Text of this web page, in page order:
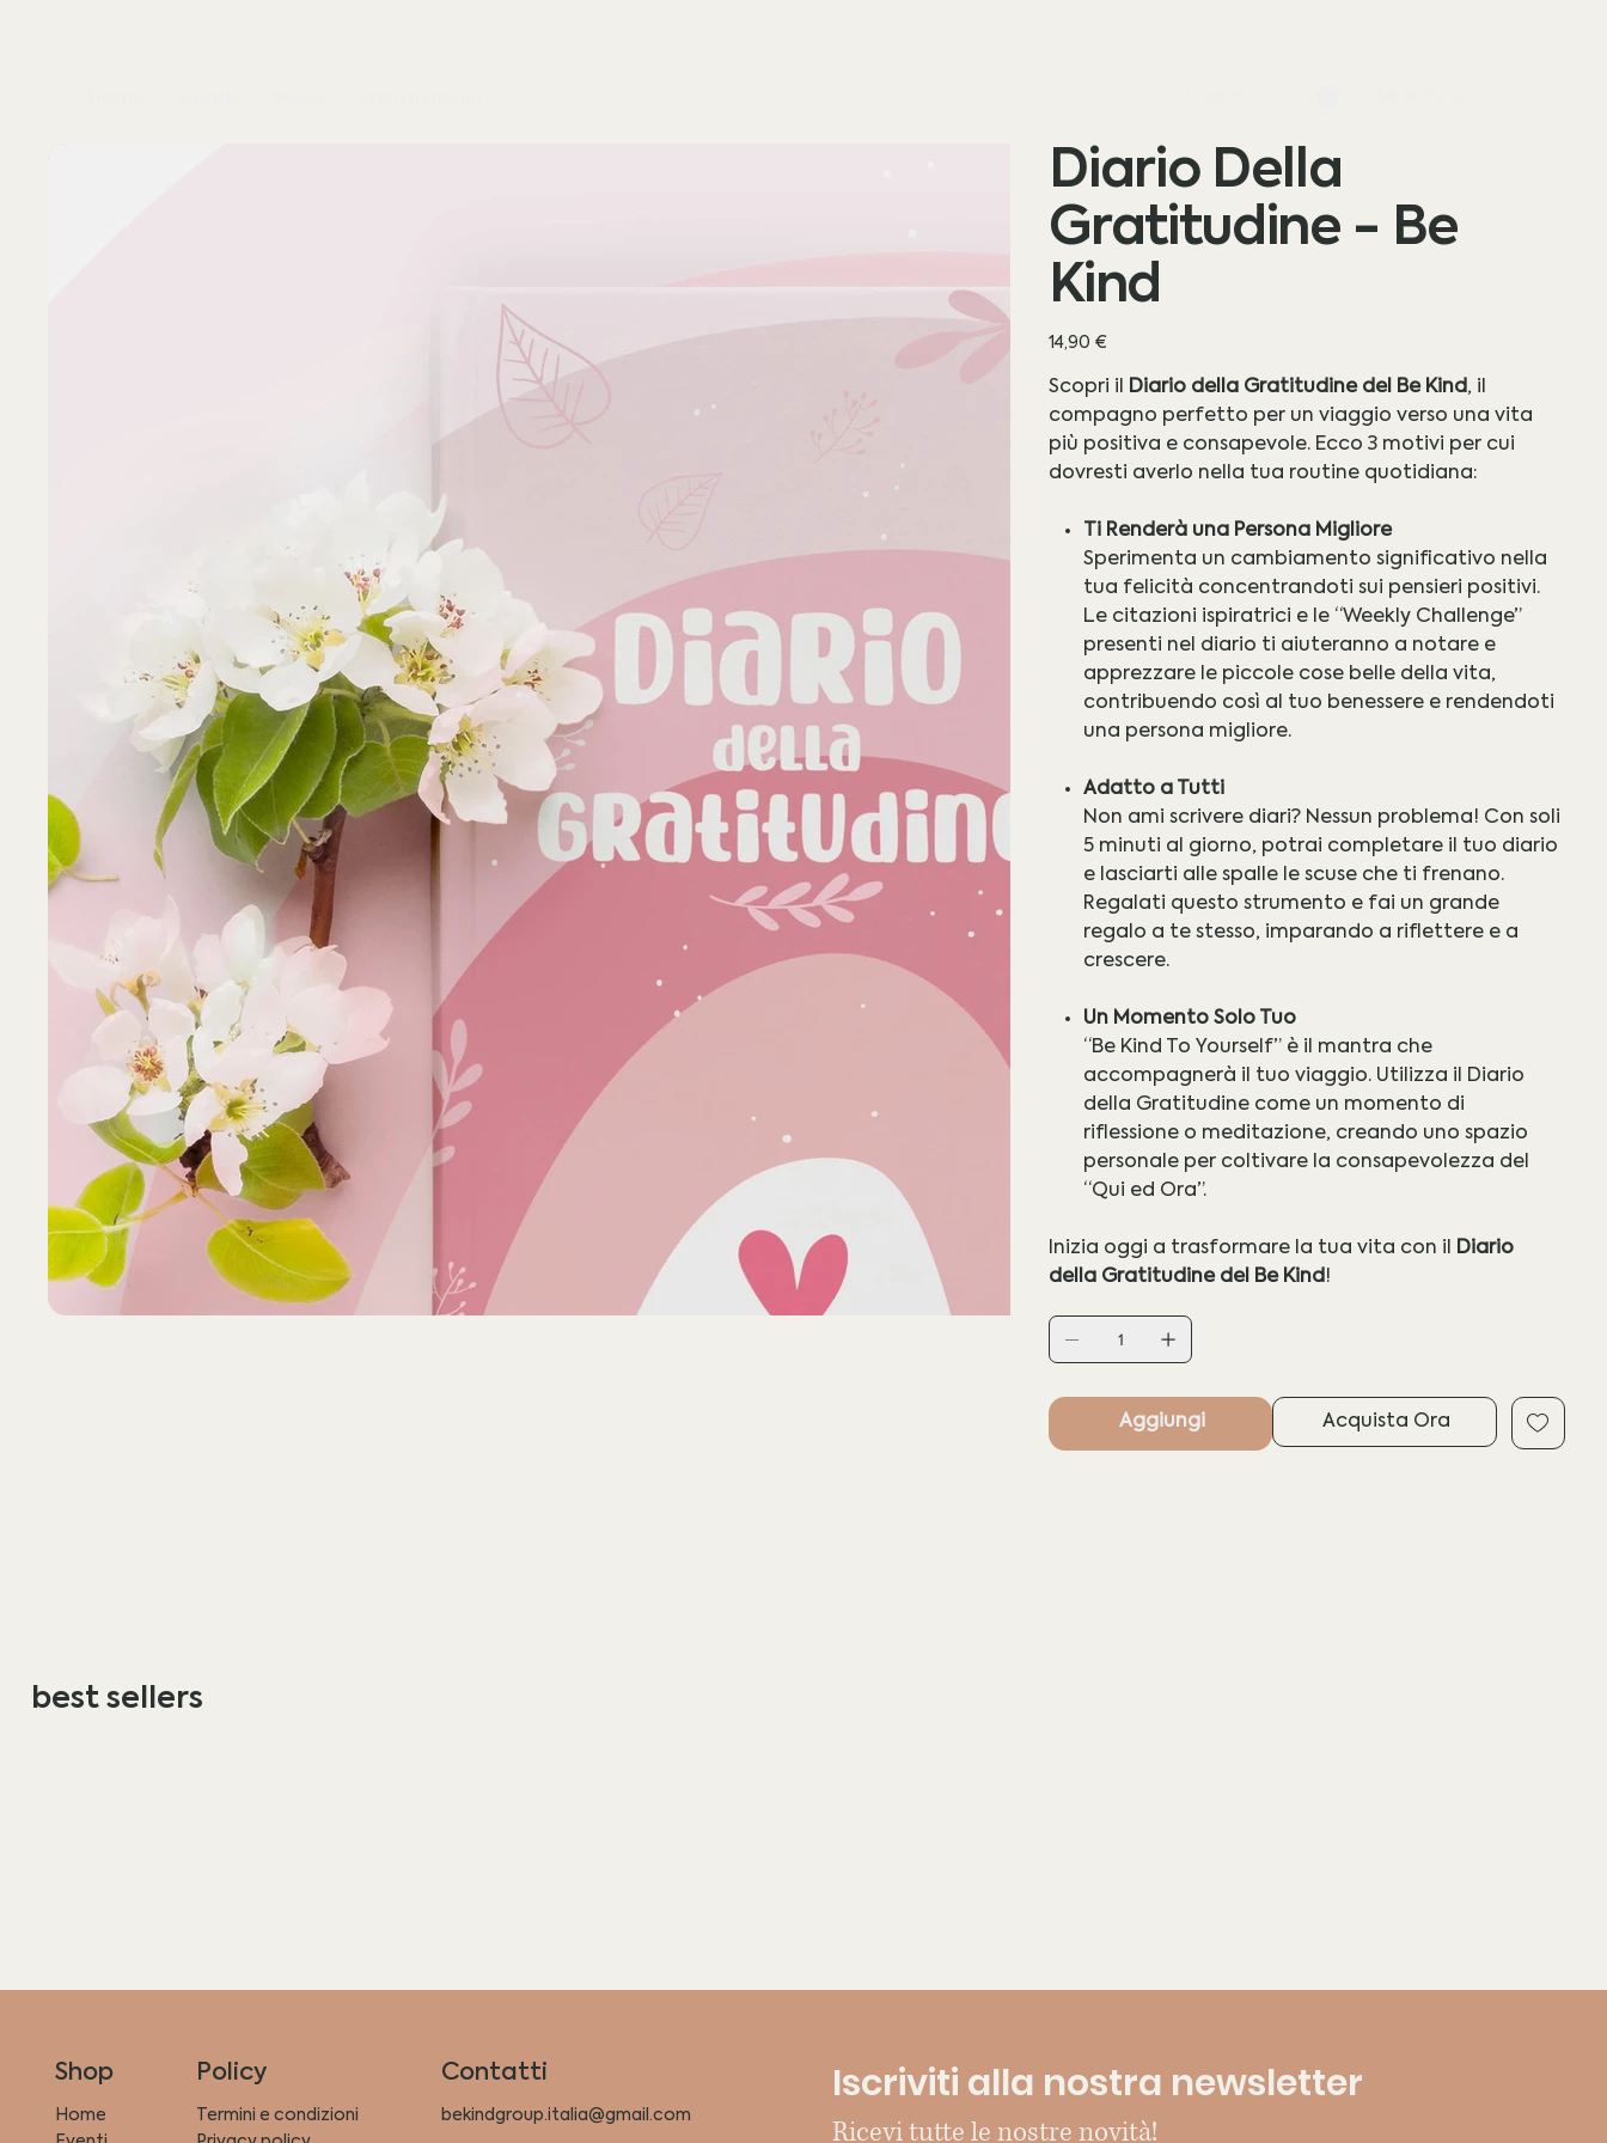
Diario Della
Gratitudine - Be
Kind
Prezzo
14,90 €
Scopri il Diario della Gratitudine del Be Kind, il
compagno perfetto per un viaggio verso una vita
più positiva e consapevole. Ecco 3 motivi per cui
dovresti averlo nella tua routine quotidiana:
Ti Renderà una Persona Migliore
Sperimenta un cambiamento significativo nella
tua felicità concentrandoti sui pensieri positivi.
Le citazioni ispiratrici e le “Weekly Challenge”
presenti nel diario ti aiuteranno a notare e
apprezzare le piccole cose belle della vita,
contribuendo così al tuo benessere e rendendoti
una persona migliore.
Adatto a Tutti
Non ami scrivere diari? Nessun problema! Con soli
5 minuti al giorno, potrai completare il tuo diario
e lasciarti alle spalle le scuse che ti frenano.
Regalati questo strumento e fai un grande
regalo a te stesso, imparando a riflettere e a
crescere.
Un Momento Solo Tuo
“Be Kind To Yourself” è il mantra che
accompagnerà il tuo viaggio. Utilizza il Diario
della Gratitudine come un momento di
riflessione o meditazione, creando uno spazio
personale per coltivare la consapevolezza del
“Qui ed Ora”.
Inizia oggi a trasformare la tua vita con il
Diario
della Gratitudine del Be Kind !
Aggiungi Acquista Ora
best sellers
Shop
Home
Policy
Termini e condizioni
Contatti
bekindgroup.italia@gmail.com
Iscriviti alla nostra newsletter
Ricevi tutte le nostre novità!